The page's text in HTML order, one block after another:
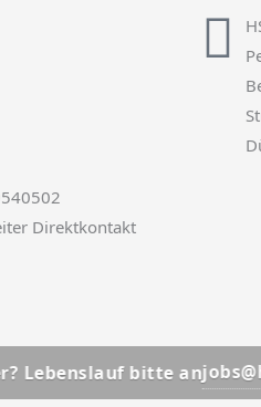
Direktkontakt
bitte anjobs@hsc-